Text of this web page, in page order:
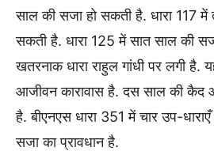
साल की सजा हो सकती है. धारा 117 में
सकती है. धारा 125 में सात साल की
खतरनाक धारा राहुल गांधी पर लगी है.
आजीवन कारावास है. दस साल की कैद
है. बीएनएस धारा 351 में चार उप-
सजा का प्रावधान है.